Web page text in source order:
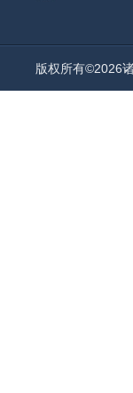
版权所有©2026